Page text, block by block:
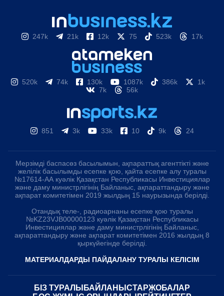
247k 21k 12k 75 523k 17k
520k 74k 130k 1087k 386k
1k
7k
56k
851 3k 33k 10 9k 24
Мерзімді баспасөз басылымын, ақпараттық агенттікті және
желілік басылымды есепке қою, қайта есепке алу туралы
№17614-АА куәлік Қазақстан Республикасы Инвестициялар
және даму министрлігінің Байланыс, ақпараттандыру және
ақпарат комитетімен 2019 жылдың 15 наурызында берілді.
Отандық теле-, радиоарнаны есепке қою туралы
№KZ23VJB00000123 куәлік Қазақстан Республикасы
Инвестициялар және даму министрлігінің Байланыс,
ақпараттандыру және ақпарат комитетімен 2016 жылдың 8
қыркүйегінде берілді.
МАТЕРИАЛДАРДЫ ПАЙДАЛАНУ ТУРАЛЫ КЕЛІСІМ
БІЗ ТУРАЛЫ БАЙЛАНЫСТАРЖОБАЛАР